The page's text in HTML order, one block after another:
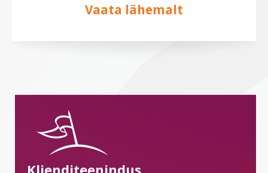
Vaata lähemalt